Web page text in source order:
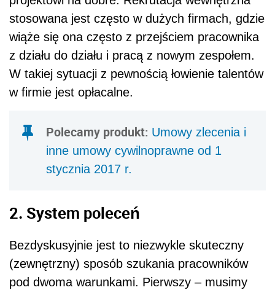
stosowana jest często w dużych firmach, gdzie
wiąże się ona często z przejściem pracownika
z działu do działu i pracą z nowym zespołem.
W takiej sytuacji z pewnością łowienie talentów
w firmie jest opłacalne.
Polecamy produkt: Umowy zlecenia i
inne umowy cywilnoprawne od 1
stycznia 2017 r.
2. System poleceń
Bezdyskusyjnie jest to niezwykle skuteczny
(zewnętrzny) sposób szukania pracowników
pod dwoma warunkami. Pierwszy – musimy